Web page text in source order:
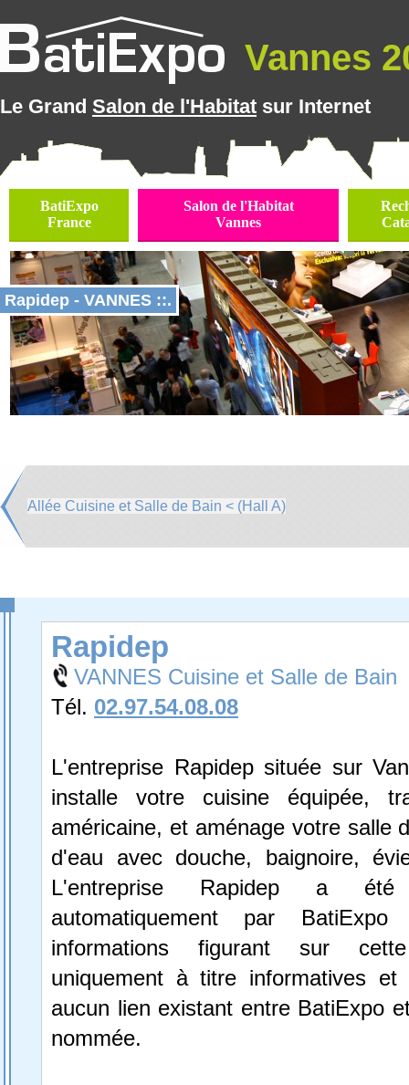
Vannes
Le Grand Salon de l'Habitat sur Internet
BatiExpo
France
Salon de l'Habitat
Vannes
Rapidep - VANNES ::.
Allée Cuisine et Salle de Bain < (Hall A)
Rapidep
VANNES Cuisine et Salle de Bain
Tél. 02.97.54.08.08
L'entreprise Rapidep située sur
installe votre cuisine équipée,
américaine, et aménage votre salle
d'eau avec douche, baignoire,
L'entreprise Rapidep a été
automatiquement par
informations figurant sur
uniquement à titre informatives et
aucun lien existant entre BatiExpo
nommée.